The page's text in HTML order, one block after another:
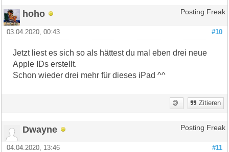
hoho Posting Freak
#10
03.04.2020, 00:43
Jetzt liest es sich so als hättest du mal eben drei neue
Apple IDs erstellt.
Schon wieder drei mehr für dieses iPad ^^
Zitieren
Dwayne Posting Freak
#11
04.04.2020, 13:46